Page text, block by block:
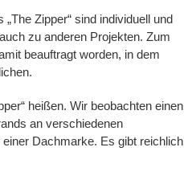
Zipper“ sind individuell und
zu anderen Projekten. Zum
beauftragt worden, in dem
heißen. Wir beobachten einen
an verschiedenen
Dachmarke. Es gibt reichlich